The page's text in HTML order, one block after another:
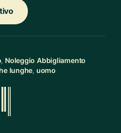
, Noleggio Abbigliamento
lunghe, uomo